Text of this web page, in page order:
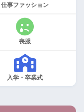
仕事ファッション
喪服
入学・卒業式